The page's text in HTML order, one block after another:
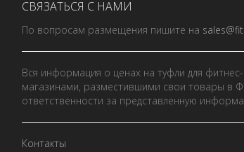
СВЯЗАТЬСЯ С НАМИ
По вопросам размещения пишите на
Вся информация о ценах на туфли для
магазинами, разместившими свои товары в
ответственности за представленную
Контакты